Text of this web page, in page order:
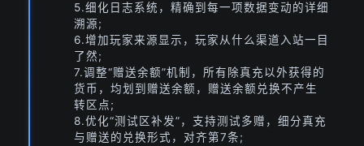
5.细化日志系统，精确到每一项数据变动的详细
溯源;
6.增加玩家来源显示，玩家从什么渠道入站一目
了然;
7.调整“赠送余额”机制，所有除真充以外获得的
货币，均划到赠送余额，赠送余额兑换不产生
转区点;
8.优化“测试区补发”，支持测试多赠，细分真充
与赠送的兑换形式，对齐第7条;